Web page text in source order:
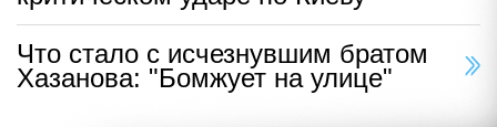
Что стало с исчезнувшим братом
Хазанова: "Бомжует на улице"